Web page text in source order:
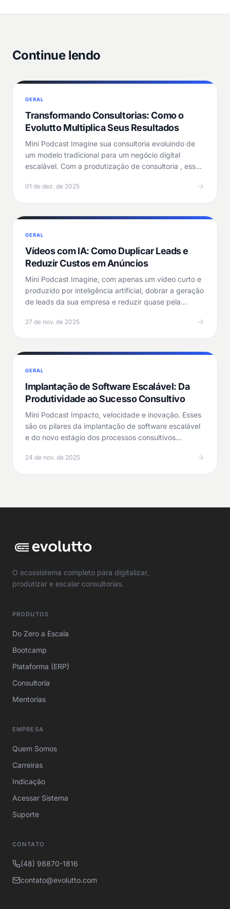
Continue lendo
GERAL
Transformando Consultorias: Como o
Evolutto Multiplica Seus Resultados
Mini Podcast Imagine sua consultoria evoluindo de
um modelo tradicional para um negócio digital
escalável. Com a produtização de consultoria , esse
01 de dez. de 2025
GERAL
Vídeos com IA: Como Duplicar Leads e
Reduzir Custos em Anúncios
Mini Podcast Imagine, com apenas um vídeo curto e
produzido por inteligência artificial, dobrar a geração
de leads da sua empresa e reduzir quase pela…
27 de nov. de 2025
GERAL
Implantação de Software Escalável: Da
Produtividade ao Sucesso Consultivo
Mini Podcast Impacto, velocidade e inovação. Esses
são os pilares da implantação de software escalável
e do novo estágio dos processos consultivos…
24 de nov. de 2025
O ecossistema completo para digitalizar,
produtizar e escalar consultorias.
PRODUTOS
Do Zero a Escala
Bootcamp
Plataforma (ERP)
Consultoria
Mentorias
EMPRESA
Quem Somos
Carreiras
Indicação
Acessar Sistema
Suporte
CONTATO
(48) 98870-1816
contato@evolutto.com